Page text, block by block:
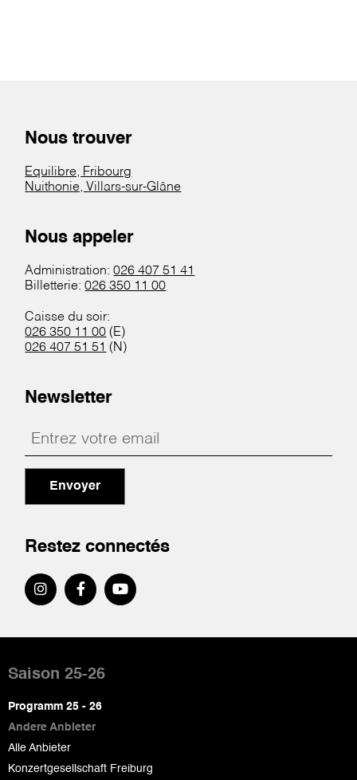
Nous trouver
Equilibre, Fribourg
Nuithonie, Villars-sur-Glâne
Nous appeler
Administration:026 407 51 41
Billetterie:026 350 11 00
Caisse du soir:
026 350 11 00 (E)
026 407 51 51 (N)
Newsletter
Envoyer
Restez connectés
de
page
Saison 25-26
Programm 25 - 26
Andere Anbieter
Alle Anbieter
Konzertgesellschaft Freiburg